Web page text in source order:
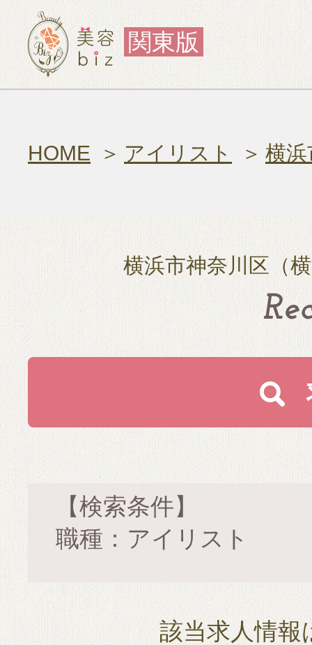
関東版
HOME アイリスト 横浜
横浜市神奈川区（
【検索条件】
職種：アイリスト
該当求人情